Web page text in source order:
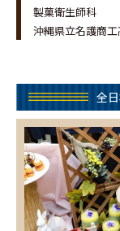
製菓衛生師科
沖縄県立名護商
全